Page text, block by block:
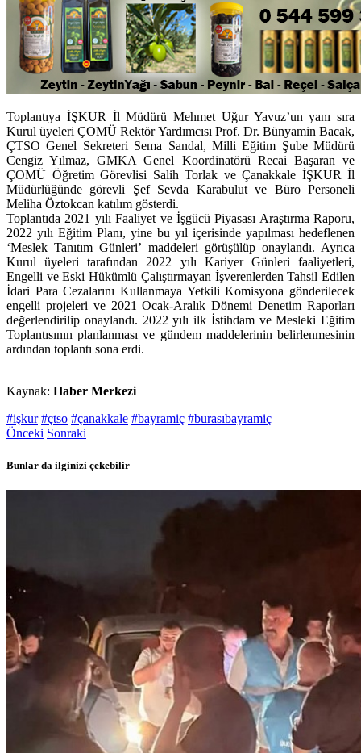
Toplantıya İŞKUR İl Müdürü Mehmet Uğur Yavuz’un yanı sıra
Kurul üyeleri ÇOMÜ Rektör Yardımcısı Prof. Dr. Bünyamin Bacak,
ÇTSO Genel Sekreteri Sema Sandal, Milli Eğitim Şube Müdürü
Cengiz Yılmaz, GMKA Genel Koordinatörü Recai Başaran ve
ÇOMÜ Öğretim Görevlisi Salih Torlak ve Çanakkale İŞKUR İl
Müdürlüğünde görevli Şef Sevda Karabulut ve Büro Personeli
Meliha Öztokcan katılım gösterdi.
Toplantıda 2021 yılı Faaliyet ve İşgücü Piyasası Araştırma Raporu,
2022 yılı Eğitim Planı, yine bu yıl içerisinde yapılması hedeflenen
‘Meslek Tanıtım Günleri’ maddeleri görüşülüp onaylandı. Ayrıca
Kurul üyeleri tarafından 2022 yılı Kariyer Günleri faaliyetleri,
Engelli ve Eski Hükümlü Çalıştırmayan İşverenlerden Tahsil Edilen
İdari Para Cezalarını Kullanmaya Yetkili Komisyona gönderilecek
engelli projeleri ve 2021 Ocak-Aralık Dönemi Denetim Raporları
değerlendirilip onaylandı. 2022 yılı ilk İstihdam ve Mesleki Eğitim
Toplantısının planlanması ve gündem maddelerinin belirlenmesinin
ardından toplantı sona erdi.
Kaynak: Haber Merkezi
#işkur #çtso #çanakkale #bayramiç #burasıbayramiç
Önceki Sonraki
Bunlar da ilginizi çekebilir